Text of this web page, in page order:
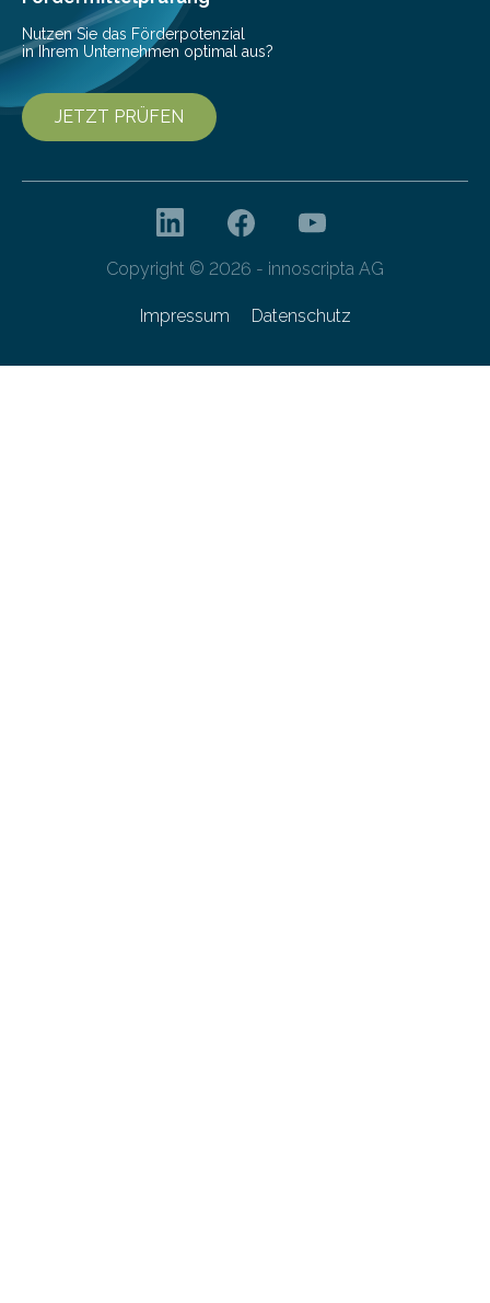
Nutzen Sie das Förderpotenzial
in Ihrem Unternehmen optimal aus?
JETZT PRÜFEN
Copyright © 2026 - innoscripta AG
Impressum Datenschutz